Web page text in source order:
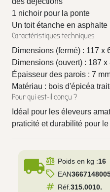
1 nichoir pour la ponte
Un toit étanche en
Caractéristiques techniques
Dimensions (fermé) : 117 x
Dimensions (ouvert) : 187 x
Épaisseur des parois : 7
Matériau : bois d'épicéa
Pour qui est-il conçu ?
Idéal pour les éleveurs
praticité et durabilité pour
local_shipping Poids en kg :16
EAN
Réf. 315.0010.